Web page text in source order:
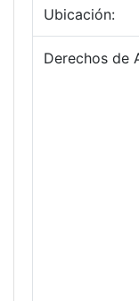
Ubicación:
Derechos de